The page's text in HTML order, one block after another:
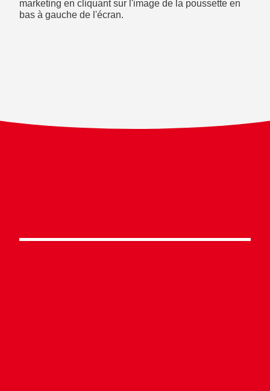
marketing en cliquant sur l'image de la poussette en
bas à gauche de l'écran.